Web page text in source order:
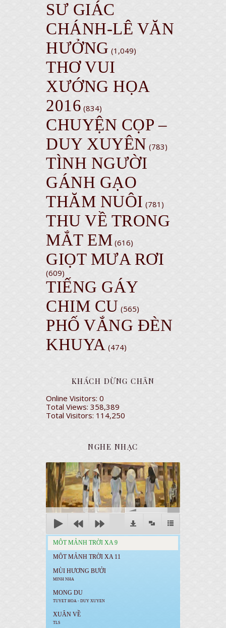
SƯ GIÁC
CHÁNH-LÊ VĂN
HƯỞNG (1,049)
THƠ VUI
XƯỚNG HỌA
2016 (834)
CHUYỆN CỌP –
DUY XUYÊN (783)
TÌNH NGƯỜI
GÁNH GẠO
THĂM NUÔI (781)
THU VỀ TRONG
MẮT EM (616)
GIỌT MƯA RƠI
(609)
TIẾNG GÁY
CHIM CU (565)
PHỐ VẮNG ĐÈN
KHUYA (474)
KHÁCH DỪNG CHÂN
Online Visitors:0
Total Views:358,389
Total Visitors: 114,250
NGHE NHẠC
00:00
MÔT MẢNH TRỜI XA 9
MÔT MẢNH TRỜI XA 11
MÙI HƯƠNG BƯỞI
MINH NHA
MONG DU
TUYET HOA - DUY XUYEN
XUÂN VỀ
TLS